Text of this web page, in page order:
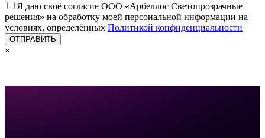
Я даю своё согласие ООО «Арбеллос Светопрозрачные
решения» на обработку моей персональной информации на
условиях, определённых Политикой конфиденциальности
×